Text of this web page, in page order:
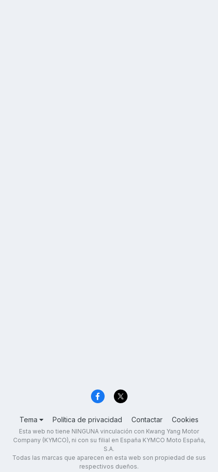
Tema Política de privacidad Contactar Cookies
Esta web no tiene NINGUNA vinculación con Kwang Yang Motor
Company (KYMCO), ni con su filial en España KYMCO Moto España,
S.A.
Todas las marcas que aparecen en esta web son propiedad de sus
respectivos dueños.